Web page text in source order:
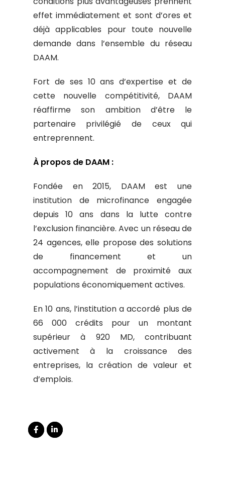
effet immédiatement et sont d’ores et
déjà applicables pour toute nouvelle
demande dans l’ensemble du réseau
DAAM.
Fort de ses 10 ans d’expertise et de
cette nouvelle compétitivité, DAAM
réaffirme son ambition d’être le
partenaire privilégié de ceux qui
entreprennent.
À propos de DAAM :
Fondée en 2015, DAAM est une
institution de microfinance engagée
depuis 10 ans dans la lutte contre
l’exclusion financière. Avec un réseau de
24 agences, elle propose des solutions
de financement et un
accompagnement de proximité aux
populations économiquement actives.
En 10 ans, l’institution a accordé plus de
66 000 crédits pour un montant
supérieur à 920 MD, contribuant
activement à la croissance des
entreprises, la création de valeur et
d’emplois.